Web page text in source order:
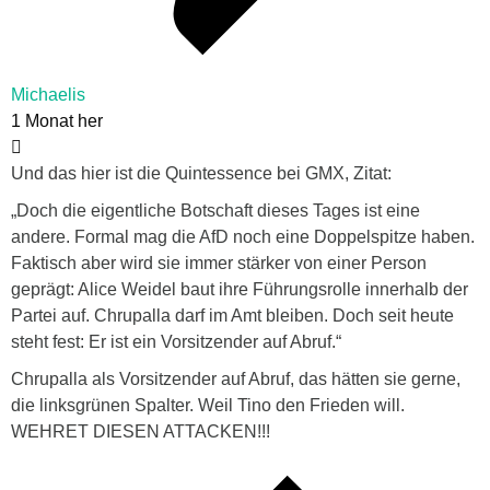
Michaelis
1 Monat her
Und das hier ist die Quintessence bei GMX, Zitat:
„Doch die eigentliche Botschaft dieses Tages ist eine
andere. Formal mag die AfD noch eine Doppelspitze haben.
Faktisch aber wird sie immer stärker von einer Person
geprägt: Alice Weidel baut ihre Führungsrolle innerhalb der
Partei auf. Chrupalla darf im Amt bleiben. Doch seit heute
steht fest: Er ist ein Vorsitzender auf Abruf.“
Chrupalla als Vorsitzender auf Abruf, das hätten sie gerne,
die linksgrünen Spalter. Weil Tino den Frieden will.
WEHRET DIESEN ATTACKEN!!!